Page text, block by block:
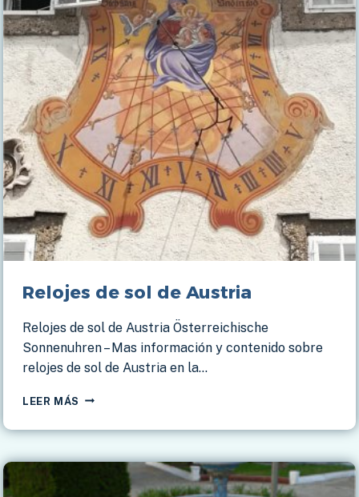
Relojes de sol de Austria
Relojes de sol de Austria Österreichische
Sonnenuhren – Mas información y contenido sobre
relojes de sol de Austria en la…
LEER MÁS RELOJES
SOL
AUSTRIA